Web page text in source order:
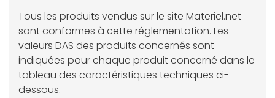
Tous les produits vendus sur le site Materiel.net
sont conformes à cette réglementation. Les
valeurs DAS des produits concernés sont
indiquées pour chaque produit concerné dans le
tableau des caractéristiques techniques ci-
dessous.